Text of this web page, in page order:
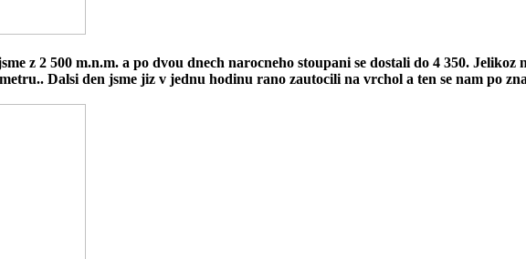
z 2 500 m.n.m. a po dvou dnech narocneho stoupani se dostali do 4 350. Jelikoz
Dalsi den jsme jiz v jednu hodinu rano zautocili na vrchol a ten se nam po